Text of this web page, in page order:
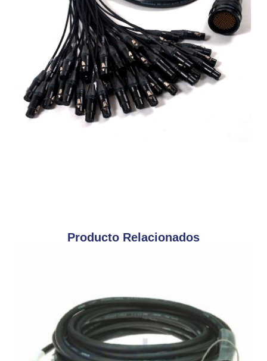
Producto Relacionados